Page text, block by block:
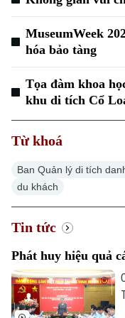
MuseumWeek
hóa bảo tàng
Tọa đàm khoa
khu di tích Cổ
Từ khoá
Ban Quản lý di tích
du khách
Tin tức
Phát huy hiệu quả